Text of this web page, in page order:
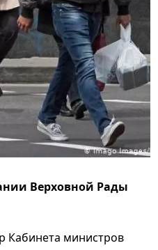
Верховной Рады
Кабинета министров